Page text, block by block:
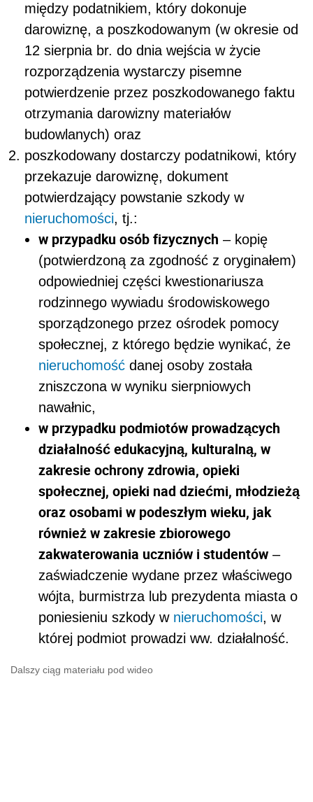
między podatnikiem, który dokonuje
darowiznę, a poszkodowanym (w okresie od
12 sierpnia br. do dnia wejścia w życie
rozporządzenia wystarczy pisemne
potwierdzenie przez poszkodowanego faktu
otrzymania darowizny materiałów
budowlanych) oraz
poszkodowany dostarczy podatnikowi, który
przekazuje darowiznę, dokument
potwierdzający powstanie szkody w
nieruchomości, tj.:
w przypadku osób fizycznych – kopię
(potwierdzoną za zgodność z oryginałem)
odpowiedniej części kwestionariusza
rodzinnego wywiadu środowiskowego
sporządzonego przez ośrodek pomocy
społecznej, z którego będzie wynikać, że
nieruchomość danej osoby została
zniszczona w wyniku sierpniowych
nawałnic,
w przypadku podmiotów prowadzących
działalność edukacyjną, kulturalną, w
zakresie ochrony zdrowia, opieki
społecznej, opieki nad dziećmi, młodzieżą
oraz osobami w podeszłym wieku, jak
również w zakresie zbiorowego
zakwaterowania uczniów i studentów –
zaświadczenie wydane przez właściwego
wójta, burmistrza lub prezydenta miasta o
poniesieniu szkody w nieruchomości, w
której podmiot prowadzi ww. działalność.
Dalszy ciąg materiału pod wideo